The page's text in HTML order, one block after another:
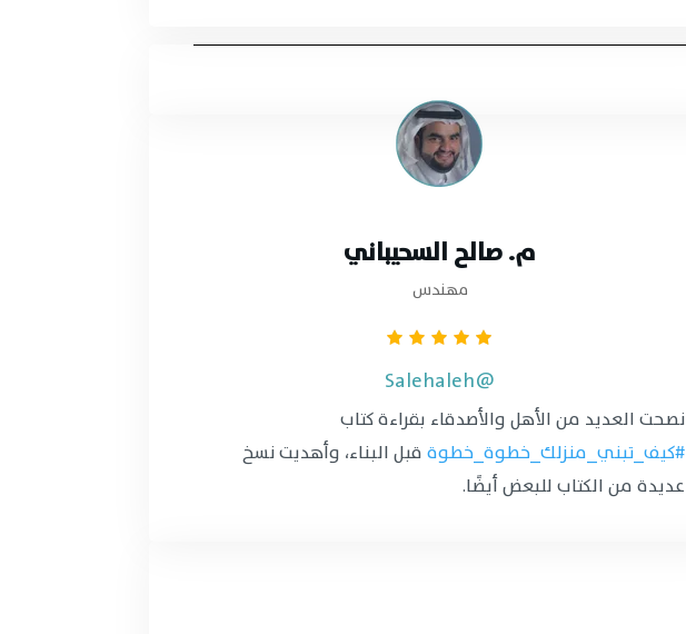
م. صالح السحيباني
مهندس
@Salehaleh
نصحت العديد من الأهل والأصدقاء بقراءة كتاب
#كيف_تبني_منزلك_خطوة_خطوةقبل البناء، وأهديت نسخ
عديدة من الكتاب للبعض أيضًا.